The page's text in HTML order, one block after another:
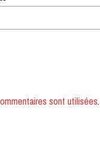
sont utilisées.